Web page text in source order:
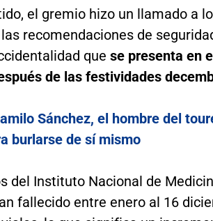
el gremio hizo un llamado a
recomendaciones de
que se presenta en
de las festividades
Sánchez, el hombre del
burlarse de sí mismo
del Instituto Nacional de
fallecido entre enero al 16